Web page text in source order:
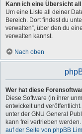
Kann ich eine Übersicht
Um eine Liste all deiner
Bereich. Dort findest du
verwalten“, über den du
verwalten kannst.
Nach oben
Wer hat diese
Diese Software (in ihrer
entwickelt und
unter der GNU General
kann frei vertrieben
auf der Seite von phpBB